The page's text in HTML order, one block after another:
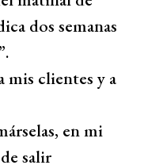
dos semanas
mis clientes y a
en mi
salir